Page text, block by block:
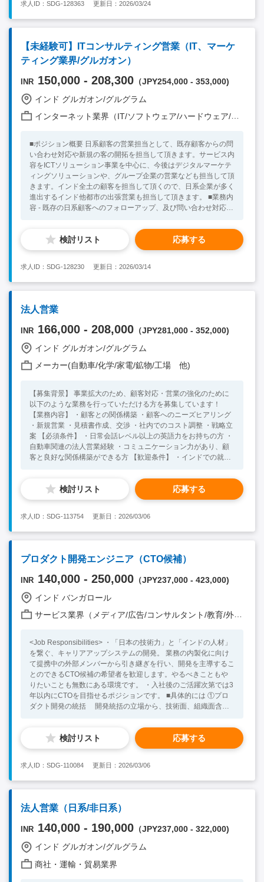
ネスパーソンとして成長したいという強い意欲をお持ちの方 ・
インド国内(地方を含む)の出張対応等も問題ない方 <Preferable
Skill / Experience> ・事業会社での就業経験をお持ちの方 ・イン
ド他海外での就業経験をお持ちの方
求人ID：SDG-128363 更新日：2026/03/24
【未経験可】ITコンサルティング営業（IT、マーケ
ティング業界/グルガオン）
INR 150,000 - 208,300 （JPY254,000 - 353,000)
インド グルガオン/グルグラム
インターネット業界（IT/ソフトウェア/ハードウェア/モバイル/通信 他）
■ポジション概要 日系顧客の営業担当として、既存顧客からの問
い合わせ対応や新規の客の開拓を担当して頂きます。サービス内
容をICTソリューション事業を中心に、今後はデジタルマーケテ
ィングソリューションや、グループ企業の営業なども担当して頂
きます。インド全土の顧客を担当して頂くので、日系企業が多く
進出するインド他都市の出張営業も担当して頂きます。 ■業務内
容 - 既存の日系顧客へのフォローアップ、及び問い合わせ対応、
内のインド人エンジニアやデジタルマーケティング担当者と相談
の上、各種ソリューションの提供。（ICTソリューション、デジ
タルマーケティング等） ‐ 顧客へ提供するサービスの進捗/品質
タを活用して新規・既存顧客へソリューション提供。（顧客が何
のデータを持っていて、それを生かしてどういう場所にどのよう
な広告を出せばいいのか検討・提案） ■必須となるスキル・経験
・営業経験をお持ちの方（BtoB、BtoCどちらでも可能） ・主体
的に自ら考え業務に取り組める方 ・社内コミュニケーションを
とれるレベルの英語力をお持ちの方 ・複数の商材、サービスを
営業していく事に関心のある方（今後新規の商材やサービスを担
当して頂く事もございます） ・インドにて中期的に勤務する意
たはデジタルマーケティング分野での業務経験 ・インドや海外
検討リスト 応募する
求人ID：SDG-128230 更新日：2026/03/14
法人営業
INR 166,000 - 208,000 （JPY281,000 - 352,000)
インド グルガオン/グルグラム
メーカー(自動車/化学/家電/鉱物/工場 他)
【募集背景】 事業拡大のため、顧客対応・営業の強化のために
以下のような業務を行っていただける方を募集しています！
【業務内容】 ・顧客との関係構築 ・顧客へのニーズヒアリング
・新規営業 ・見積書作成、交渉 ・社内でのコスト調整 ・戦略立
案 【必須条件】 ・日常会話レベル以上の英語力をお持ちの方 ・
自動車関連の法人営業経験 ・コミュニケーション力があり、顧
客と良好な関係構築ができる方 【歓迎条件】 ・インドでの就業
検討リスト 応募する
求人ID：SDG-113754 更新日：2026/03/06
プロダクト開発エンジニア（CTO候補）
INR 140,000 - 250,000 （JPY237,000 - 423,000)
インド バンガロール
サービス業界（メディア/広告/コンサルタント/教育/外食/飲食/美容/娯楽/士業 他）
<Job Responsibilities> ・「日本の技術力」と「インドの人材」
を繋ぐ、キャリアアップシステムの開発。 業務の内製化に向け
て提携中の外部メンバーから引き継ぎを行い、開発を主導するこ
とのできるCTO候補の希望者を歓迎します。やるべきこともや
りたいことも無数にある環境です。 ・入社後のご活躍次第では3
年以内にCTOを目指せるポジションです。 ■具体的には ①プロ
ダクト開発の統括 開発統括の立場から、技術面、組織面含め
指揮 ・データベース設計・モデル作成・管理（TypeScript・
React） ・プロダクトを圧倒的に使いやすくするための改善・
運用 ②今後の5年10年先を見据えた技術 / 開発体制による競合優
エンド開発・指揮 ・データベース設計・モデル作成・管理
・プロダクトを圧倒的に使いやすくするための改善・運用
・競合優位性構築のための方針決め・実行 ・インドでのサ
ービスローンチに関する立ち上げ・改善・運用 ③開発組織を構
築・運用する 将来的には採用やマネジメント含めて開発チー
ムの組織づくりを担っていただきます。 ・事業計画から落と
し込んだ組織計画の構築、採用、組織制度（評価 / カルチャー浸
透 etc）設計 ＜その他業務＞ ・現在発生する/将来的に発生する
設計 ・ボードメンバーとしての経営判断への参画 ・新規技術リ
検討リスト 応募する
求人ID：SDG-110084 更新日：2026/03/06
法人営業（日系/非日系）
INR 140,000 - 190,000 （JPY237,000 - 322,000)
インド グルガオン/グルグラム
商社・運輸・貿易業界